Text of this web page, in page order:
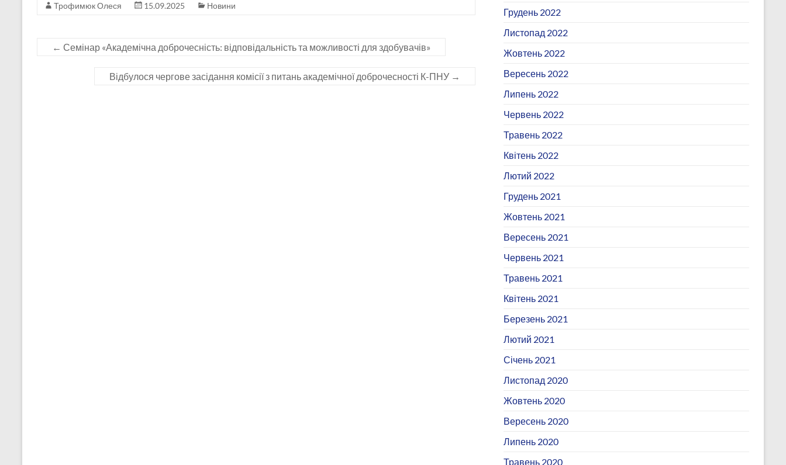
Трофимюк Олеся 15.09.2025 Новини
← Семінар «Академічна доброчесність: відповідальність та можливості для здобувачів»
Відбулося чергове засідання комісії з питань академічної доброчесності К-ПНУ →
Грудень 2022
Листопад 2022
Жовтень 2022
Вересень 2022
Липень 2022
Червень 2022
Травень 2022
Квітень 2022
Лютий 2022
Грудень 2021
Жовтень 2021
Вересень 2021
Червень 2021
Травень 2021
Квітень 2021
Березень 2021
Лютий 2021
Січень 2021
Листопад 2020
Жовтень 2020
Вересень 2020
Липень 2020
Травень 2020